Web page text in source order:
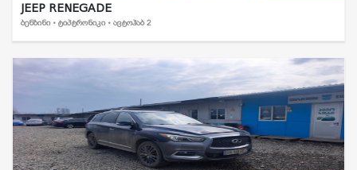
JEEP RENEGADE
ᲑᲔᲜᲖᲘᲜᲘ • ᲢᲘᲞᲢᲠᲝᲜᲘᲙᲘ • ᲐᲕᲢᲝᲰᲐᲑ 2